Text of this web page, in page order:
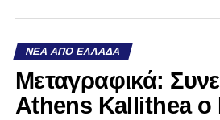
ΝΈΑ ΑΠΌ ΕΛΛΆΔΑ
Mεταγραφικά:
Athens Kallithea ο